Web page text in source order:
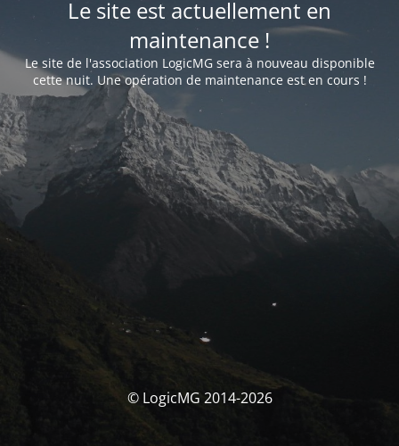
Le site est actuellement en
maintenance !
Le site de l'association LogicMG sera à nouveau disponible
cette nuit. Une opération de maintenance est en cours !
© LogicMG 2014-2026